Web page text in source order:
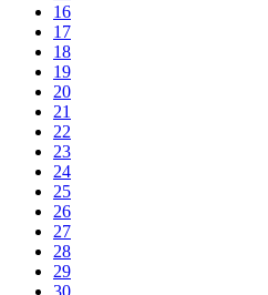
16
17
18
19
20
21
22
23
24
25
26
27
28
29
30